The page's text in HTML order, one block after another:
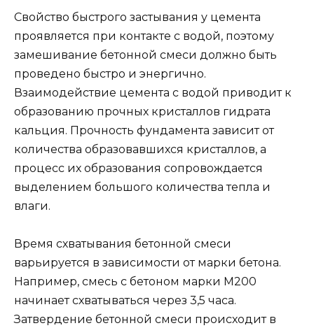
Свойство быстрого застывания у цемента
проявляется при контакте с водой, поэтому
замешивание бетонной смеси должно быть
проведено быстро и энергично.
Взаимодействие цемента с водой приводит к
образованию прочных кристаллов гидрата
кальция. Прочность фундамента зависит от
количества образовавшихся кристаллов, а
процесс их образования сопровождается
выделением большого количества тепла и
влаги.
Время схватывания бетонной смеси
варьируется в зависимости от марки бетона.
Например, смесь с бетоном марки М200
начинает схватываться через 3,5 часа.
Затвердение бетонной смеси происходит в